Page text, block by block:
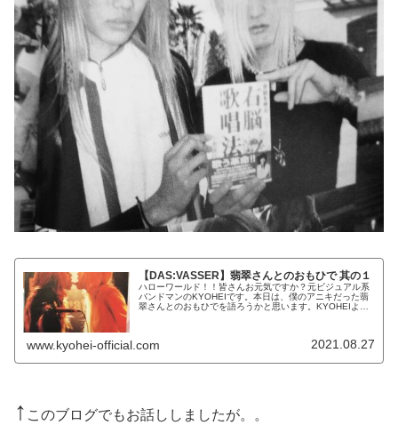
【DAS:VASSER】翡翠さんとのおもひで 其の１
ハローワールド！！皆さんお元気ですか？元ビジュアル系
バンドマンのKYOHEIです。本日は、僕のアニキだった翡
翠さんとのおもひでを語ろうかと思います。KYOHEIよろ
www.kyohei-official.com 2021.08.27
↑ このブログでもお話ししましたが。。